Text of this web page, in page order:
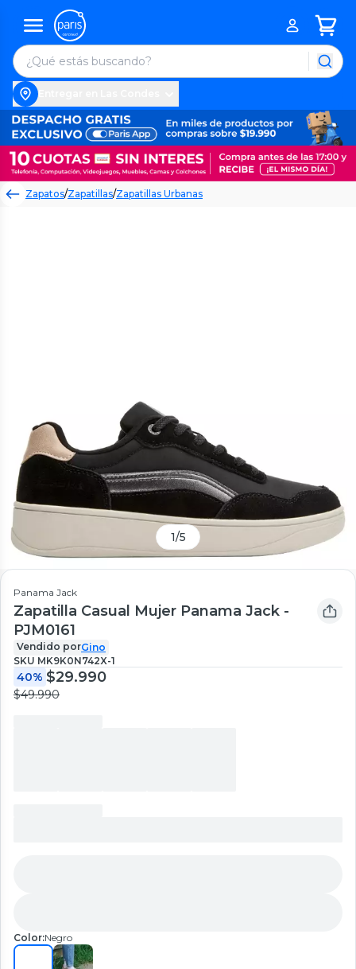
Zapatos/Zapatillas/Zapatillas Urbanas
1/5
Panama Jack
Zapatilla Casual Mujer Panama Jack -
PJM0161
Vendido porGino
SKU MK9K0N742X-1
40% $29.990
$49.990
Color:Negro